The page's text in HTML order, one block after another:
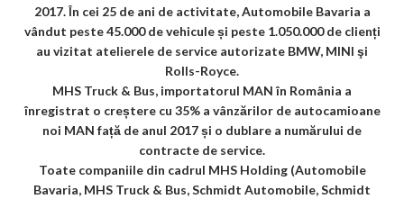
2017. În cei 25 de ani de activitate, Automobile Bavaria a
vândut peste 45.000 de vehicule și peste 1.050.000 de clienți
au vizitat atelierele de service autorizate BMW, MINI şi
Rolls-Royce.
MHS Truck & Bus, importatorul MAN în România a
înregistrat o creștere cu 35% a vânzărilor de autocamioane
noi MAN față de anul 2017 și o dublare a numărului de
contracte de service.
Toate companiile din cadrul MHS Holding (Automobile
Bavaria, MHS Truck & Bus, Schmidt Automobile, Schmidt